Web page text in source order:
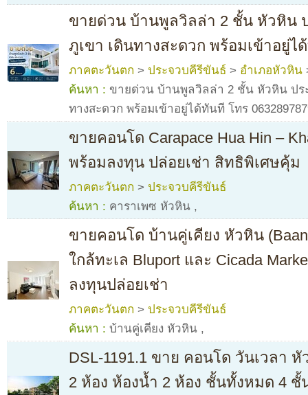
ขายด่วน บ้านพูลวิลล่า 2 ชั้น หัวหิน
ภูเขา เดินทางสะดวก พร้อมเข้าอยู่ไ
ภาคตะวันตก > ประจวบคีรีขันธ์ > อำเภอหัวหิน
ค้นหา : ขายด่วน บ้านพูลวิลล่า 2 ชั้น หัวหิน ปร
ทางสะดวก พร้อมเข้าอยู่ได้ทันที โทร
ขายคอนโด Carapace Hua Hin –
พร้อมลงทุน ปล่อยเช่า สิทธิพิเศษคุ้ม
ภาคตะวันตก > ประจวบคีรีขันธ์
ค้นหา : คาราเพซ หัวหิน ,
ขายคอนโด บ้านคู่เคียง หัวหิน (Baan
ใกล้ทะเล Bluport และ Cicada
ลงทุนปล่อยเช่า
ภาคตะวันตก > ประจวบคีรีขันธ์
ค้นหา : บ้านคู่เคียง หัวหิน ,
DSL-1191.1 ขาย คอนโด วันเวลา
2 ห้อง ห้องน้ำ 2 ห้อง ชั้นทั้งหมด 4